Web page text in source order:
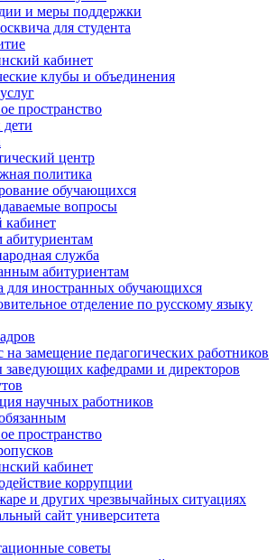
и меры поддержки
для студента
кабинет
клубы и объединения
пространство
центр
политика
обучающихся
вопросы
служба
абитуриентам
для иностранных обучающихся
отделение по русскому языку
на замещение педагогических работников
кафедрами и директоров
научных работников
пространство
кабинет
коррупции
и других чрезвычайных ситуациях
сайт университета
советы